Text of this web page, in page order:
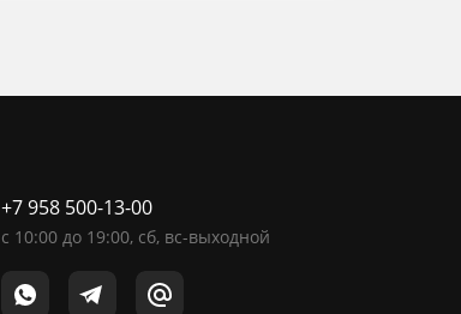
+7 958 500-13-00
c 10:00 до 19:00, сб, вс-выходной